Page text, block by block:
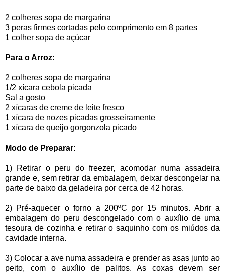
2 colheres sopa de margarina
3 peras firmes cortadas pelo comprimento em 8 partes
1 colher sopa de açúcar
Para o Arroz:
2 colheres sopa de margarina
1/2 xícara cebola picada
Sal a gosto
2 xícaras de creme de leite fresco
1 xícara de nozes picadas grosseiramente
1 xícara de queijo gorgonzola picado
Modo de Preparar:
1) Retirar o peru do freezer, acomodar numa assadeira
grande e, sem retirar da embalagem, deixar descongelar na
parte de baixo da geladeira por cerca de 42 horas.
2) Pré-aquecer o forno a 200ºC por 15 minutos. Abrir a
embalagem do peru descongelado com o auxílio de uma
tesoura de cozinha e retirar o saquinho com os miúdos da
cavidade interna.
3) Colocar a ave numa assadeira e prender as asas junto ao
peito, com o auxílio de palitos. As coxas devem ser